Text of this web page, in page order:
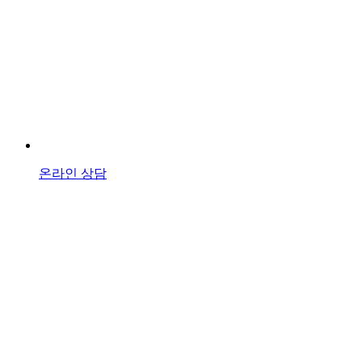
온라인 상담